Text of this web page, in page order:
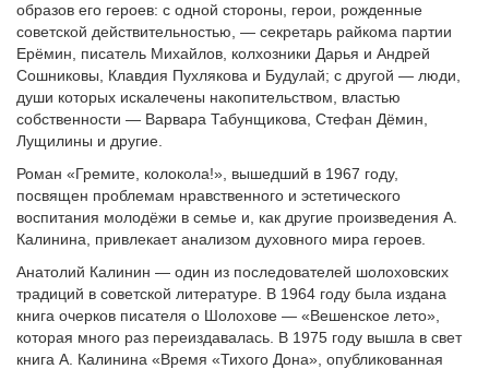
образов его героев: с одной стороны, герои, рожденные
советской действительностью, — секретарь райкома пар­тии
Ерёмин, писатель Михайлов, колхозники Дарья и Андрей
Сошниковы, Клавдия Пухлякова и Будулай; с другой — люди,
души которых искалечены накопительством, властью
собственности — Варвара Табунщикова, Стефан Дёмин,
Лущилины и другие.
Роман «Гремите, колокола!», вышедший в 1967 году,
посвящен проблемам нравственного и эстетического
воспитания молодёжи в семье и, как другие произведения А.
Калинина, привлекает анали­зом духовного мира героев.
Анатолий Калинин — один из последователей шолоховских
тра­диций в советской литературе. В 1964 году была издана
книга очерков писателя о Шолохове — «Вешенское лето»,
которая много раз переиздавалась. В 1975 году вышла в свет
книга А. Калинина «Время «Тихого Дона», опубликованная